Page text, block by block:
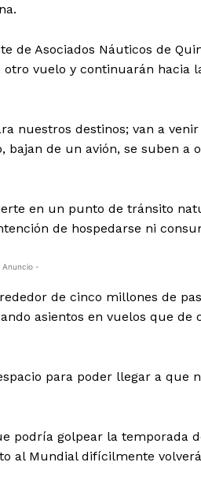
de Asociados Náuticos de
vuelo y continuarán hacia
nuestros destinos; van a
de un avión, se suben a
en un punto de tránsito
de hospedarse ni
Anuncio -
de cinco millones de
asientos en vuelos que de
para poder llegar a que
podría golpear la temporada
al Mundial difícilmente